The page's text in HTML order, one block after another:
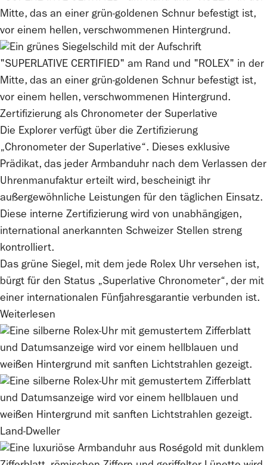
Zertifizierung als Chronometer der Superlative
Die Explorer verfügt über die Zertifizierung
„Chronometer der Superlative“. Dieses exklusive
Prädikat, das jeder Armbanduhr nach dem Verlassen der
Uhrenmanufaktur erteilt wird, bescheinigt ihr
außergewöhnliche Leistungen für den täglichen Einsatz.
Diese interne Zertifizierung wird von unabhängigen,
international anerkannten Schweizer Stellen streng
kontrolliert.
Das grüne Siegel, mit dem jede Rolex Uhr versehen ist,
bürgt für den Status „Superlative Chronometer“, der mit
einer internationalen Fünfjahresgarantie verbunden ist.
Weiterlesen
Land-Dweller